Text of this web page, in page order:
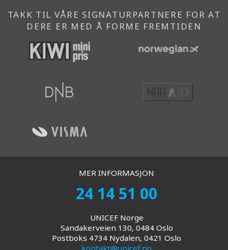
TAKK TIL VÅRE SIGNATURPARTNERE FOR AT
DERE ER MED Å FORME FREMTIDEN
MER INFORMASJON
24 14 51 00
UNICEF Norge
Sandakerveien 130, 0484 Oslo
Postboks 4734 Nydalen, 0421 Oslo
kontakt@unicef.no